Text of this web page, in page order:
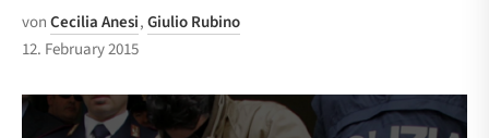
vonCecilia Anesi,Giulio Rubino
12. February 2015